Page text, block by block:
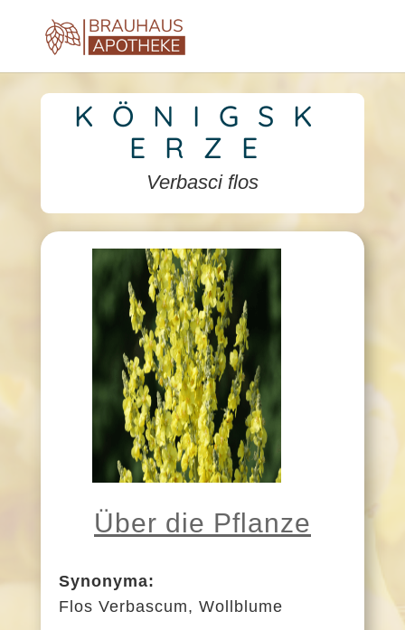
KÖNIGSK
ERZE
Verbasci flos
Über die Pflanze
Synonyma:
Flos Verbascum, Wollblume